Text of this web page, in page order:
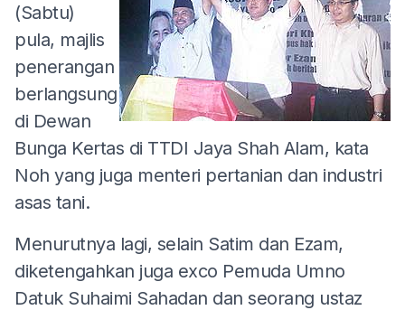
(Sabtu)
pula, majlis
penerangan
berlangsung
di Dewan
Bunga Kertas di TTDI Jaya Shah Alam, kata
Noh yang juga menteri pertanian dan industri
asas tani.
Menurutnya lagi, selain Satim dan Ezam,
diketengahkan juga exco Pemuda Umno
Datuk Suhaimi Sahadan dan seorang ustaz